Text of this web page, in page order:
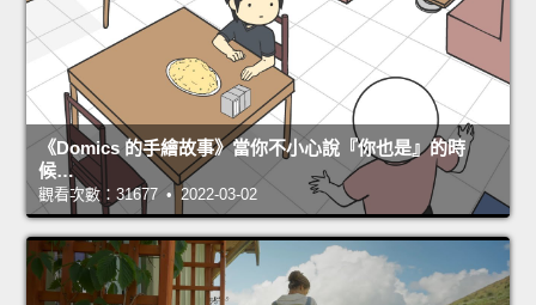
《Domics 的手繪故事》當你不小心說『你也是』的時
候…
觀看次數：31677 • 2022-03-02